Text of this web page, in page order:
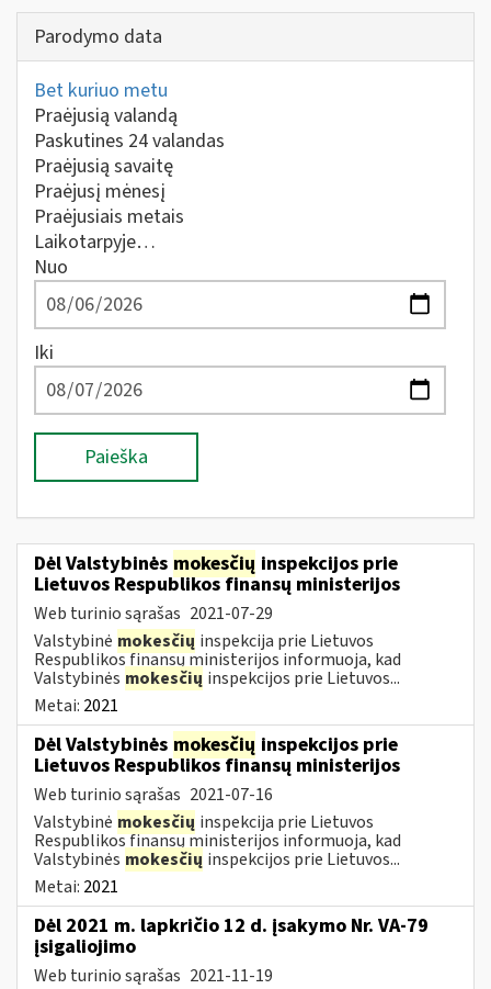
Parodymo data
Bet kuriuo metu
Praėjusią valandą
Paskutines 24 valandas
Praėjusią savaitę
Praėjusį mėnesį
Praėjusiais metais
Laikotarpyje…
Nuo
Iki
Paieška
Dėl Valstybinės mokesčių inspekcijos prie
Lietuvos Respublikos finansų ministerijos
Web turinio sąrašas 2021-07-29
Valstybinė mokesčių inspekcija prie Lietuvos
Respublikos finansų ministerijos informuoja, kad
Valstybinės mokesčių inspekcijos prie Lietuvos...
Metai: 2021
Dėl Valstybinės mokesčių inspekcijos prie
Lietuvos Respublikos finansų ministerijos
Web turinio sąrašas 2021-07-16
Valstybinė mokesčių inspekcija prie Lietuvos
Respublikos finansų ministerijos informuoja, kad
Valstybinės mokesčių inspekcijos prie Lietuvos...
Metai: 2021
Dėl 2021 m. lapkričio 12 d. įsakymo Nr. VA-79
įsigaliojimo
Web turinio sąrašas 2021-11-19